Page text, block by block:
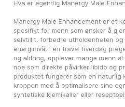
Hva er egentlig Manergy Male
Manergy Male Enhancement er et
spesifikt for menn som ønsker å
selvtillit, forbedre utholdenheten
energinivå. I en travel hverdag
og aldring, opplever mange menn
noe som direkte påvirker libido og
produktet fungerer som en naturlig
kroppen med å optimalisere sine
syntetiske kjemikalier eller